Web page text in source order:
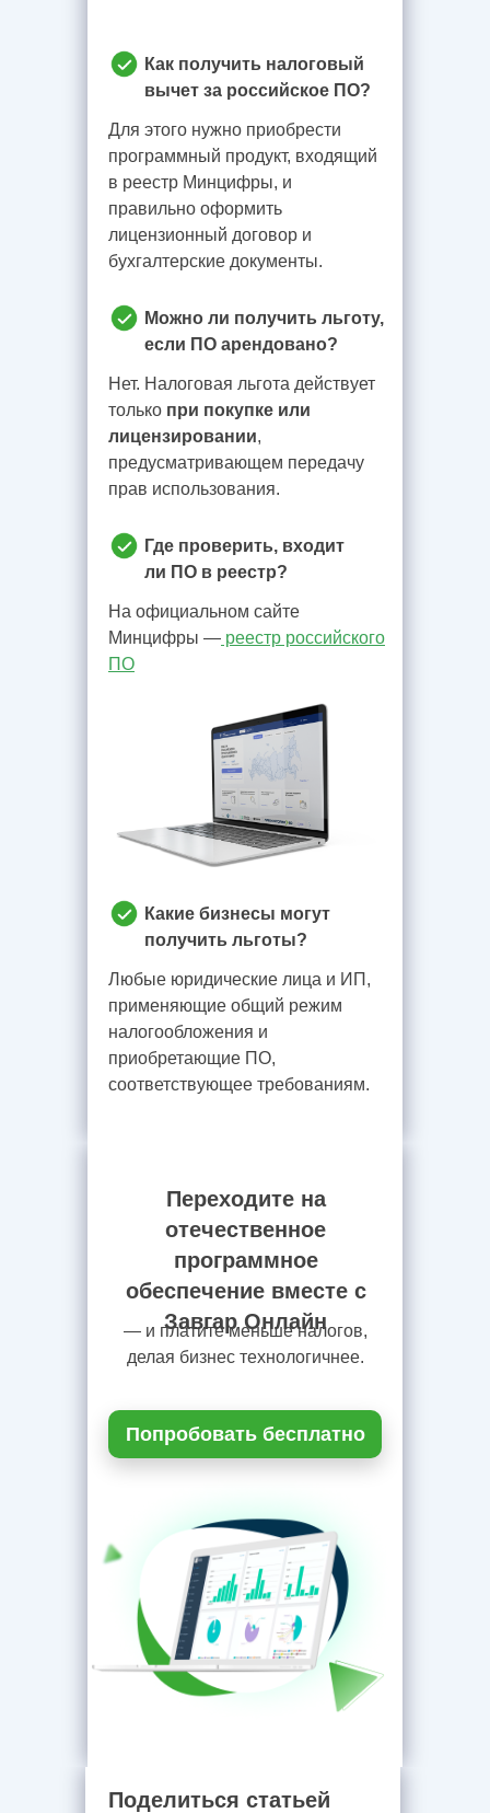
Как получить налоговый
вычет за российское ПО?
Для этого нужно приобрести
программный продукт, входящий
в реестр Минцифры, и
правильно оформить
лицензионный договор и
бухгалтерские документы.
Нет. Налоговая льгота действует
только при покупке или
лицензировании,
предусматривающем передачу
прав использования.
Можно ли получить льготу,
если ПО арендовано?
На официальном сайте
Минцифры — реестр российского
ПО
Где проверить, входит
ли ПО в реестр?
Любые юридические лица и ИП,
применяющие общий режим
налогообложения и
приобретающие ПО,
соответствующее требованиям.
Какие бизнесы могут
получить льготы?
Переходите на
отечественное
программное
обеспечение вместе с
Завгар Онлайн
Попробовать бесплатно
— и платите меньше налогов,
делая бизнес технологичнее.
Поделиться статьей